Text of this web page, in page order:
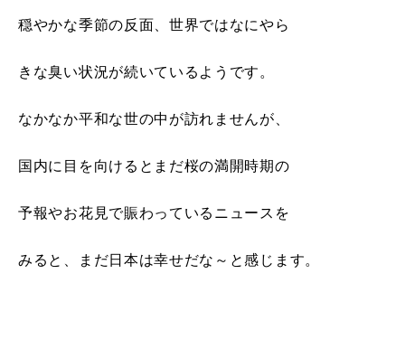
穏やかな季節の反面、世界ではなにやら
きな臭い状況が続いているようです。
なかなか平和な世の中が訪れませんが、
国内に目を向けるとまだ桜の満開時期の
予報やお花見で賑わっているニュースを
みると、まだ日本は幸せだな～と感じます。